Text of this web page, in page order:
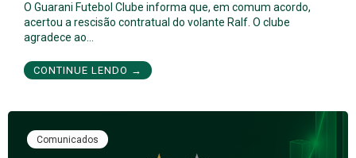
O Guarani Futebol Clube informa que, em comum acordo,
acertou a rescisão contratual do volante Ralf. O clube
agradece ao…
CONTINUE LENDO →
Comunicados